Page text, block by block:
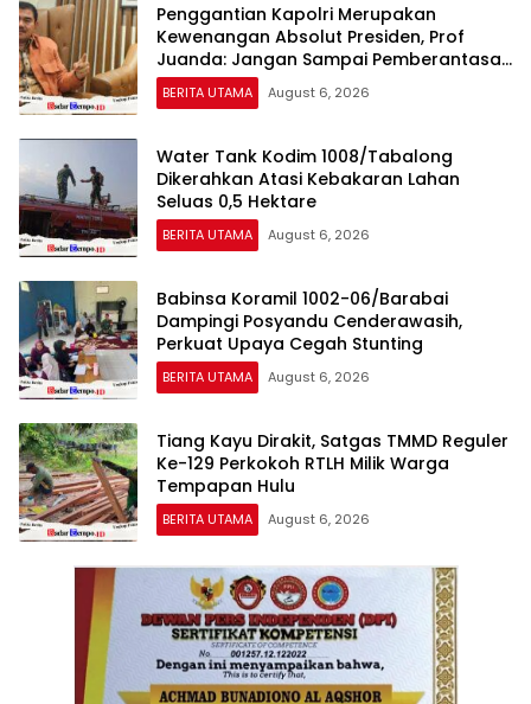
Penggantian Kapolri Merupakan
Kewenangan Absolut Presiden, Prof
Juanda: Jangan Sampai Pemberantasan
Korupsi Justru Melemah
BERITA UTAMA August 6, 2026
Water Tank Kodim 1008/Tabalong
Dikerahkan Atasi Kebakaran Lahan
Seluas 0,5 Hektare
BERITA UTAMA August 6, 2026
Babinsa Koramil 1002-06/Barabai
Dampingi Posyandu Cenderawasih,
Perkuat Upaya Cegah Stunting
BERITA UTAMA August 6, 2026
Tiang Kayu Dirakit, Satgas TMMD Reguler
Ke-129 Perkokoh RTLH Milik Warga
Tempapan Hulu
BERITA UTAMA August 6, 2026